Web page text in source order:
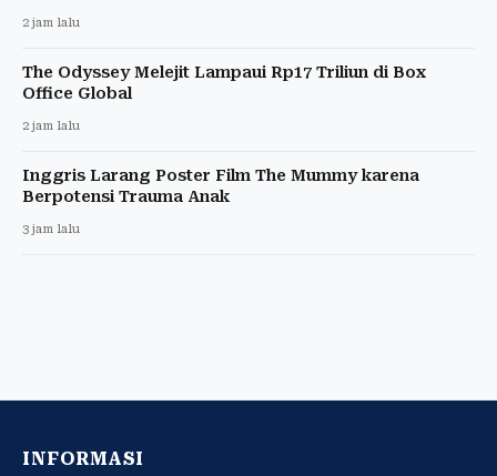
2 jam lalu
The Odyssey Melejit Lampaui Rp17 Triliun di Box
Office Global
2 jam lalu
Inggris Larang Poster Film The Mummy karena
Berpotensi Trauma Anak
3 jam lalu
INFORMASI